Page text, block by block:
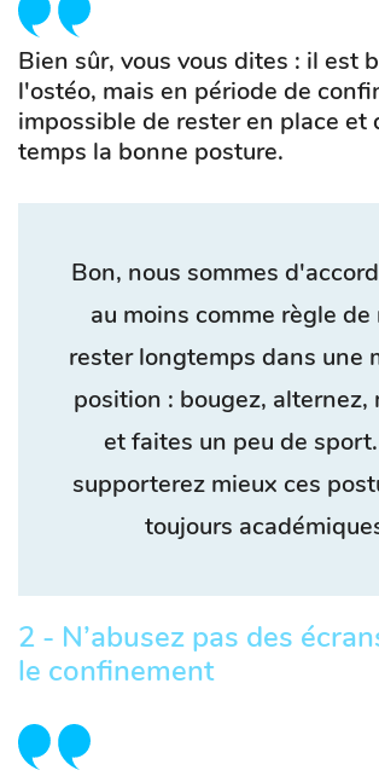
Bien sûr, vous vous dites : il est
l'ostéo, mais en période de
impossible de rester en place et
temps la bonne posture.
Bon, nous sommes
au moins comme règle de
rester longtemps dans une
position : bougez, alternez,
et faites un peu de
supporterez mieux ces
toujours
2 - N’abusez pas des
le confinement